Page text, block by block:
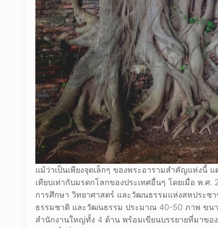
แม้ว่าเป็นเพียงจุดเล็กๆ ของพระอารามสำคัญแห่งนี้
เทียบเท่ากับมรดกโลกของประเทศอื่นๆ โดยเมื่อ พ.
การศึกษา วิทยาศาสตร์ และวัฒนธรรมแห่งสหประชา
ธรรมชาติ และวัฒนธรรม ประมาณ 40-50 ภาพ ขนา
สำนักงานใหญ่ทั้ง 4 ด้าน พร้อมเขียนบรรยายที่มาขอ